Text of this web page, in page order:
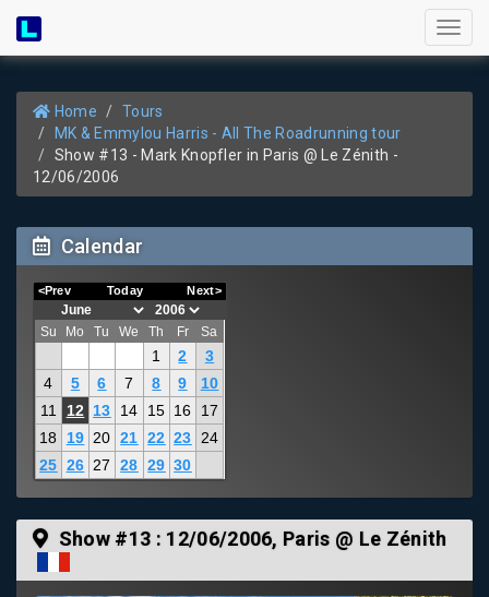
Home
Tours
MK & Emmylou Harris - All The Roadrunning tour
Show #13 - Mark Knopfler in Paris @ Le Zénith -
12/06/2006
Calendar
<Prev Today Next>
Su Mo Tu We Th Fr Sa
1 2
3
4
5 6 7 8 9
10
11
12 13 14 15 16
17
18
19 20 21 22 23
24
25 26 27 28 29 30
Show #13 : 12/06/2006, Paris @ Le Zénith